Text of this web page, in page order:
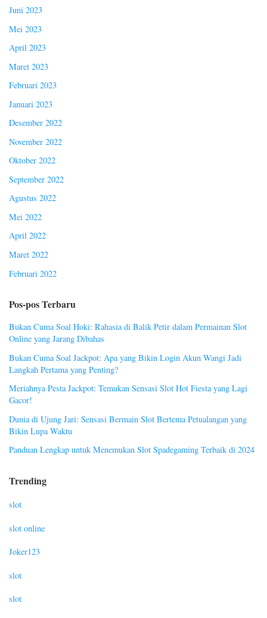
Juni 2023
Mei 2023
April 2023
Maret 2023
Februari 2023
Januari 2023
Desember 2022
November 2022
Oktober 2022
September 2022
Agustus 2022
Mei 2022
April 2022
Maret 2022
Februari 2022
Pos-pos Terbaru
Bukan Cuma Soal Hoki: Rahasia di Balik Petir dalam Permainan Slot
Online yang Jarang Dibahas
Bukan Cuma Soal Jackpot: Apa yang Bikin Login Akun Wangi Jadi
Langkah Pertama yang Penting?
Meriahnya Pesta Jackpot: Temukan Sensasi Slot Hot Fiesta yang Lagi
Gacor!
Dunia di Ujung Jari: Sensasi Bermain Slot Bertema Petualangan yang
Bikin Lupa Waktu
Panduan Lengkap untuk Menemukan Slot Spadegaming Terbaik di 2024
Trending
slot
slot online
Joker123
slot
slot